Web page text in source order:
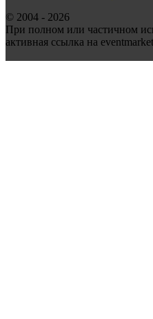
© 2004 - 2026
При полном или частичном
активная ссылка на